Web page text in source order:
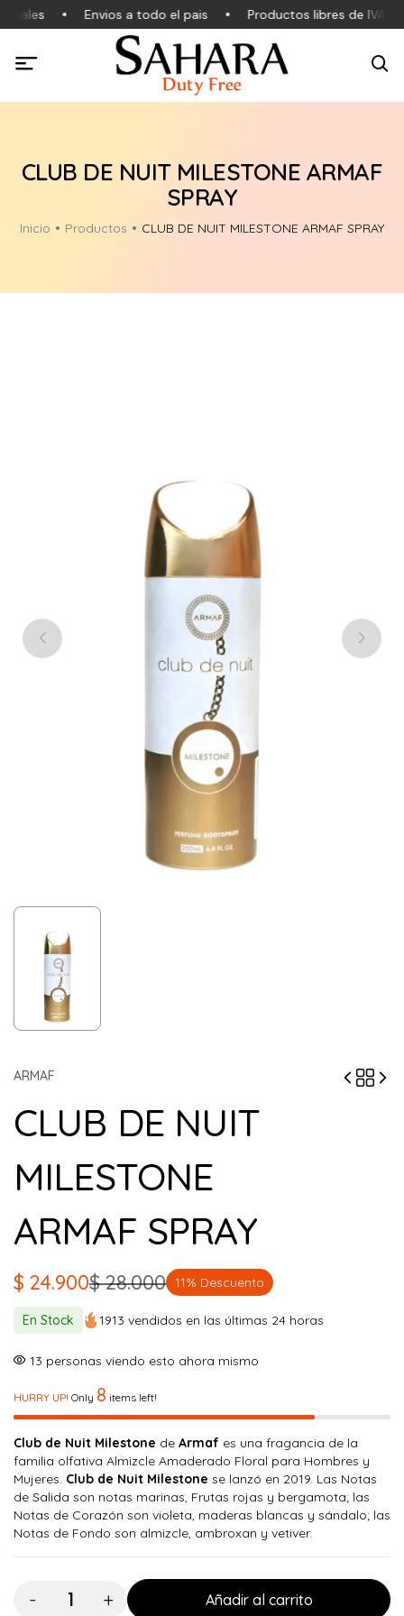
Envios a todo el pais Productos libres de IVA
CLUB DE NUIT MILESTONE ARMAF
SPRAY
Inicio Productos CLUB DE NUIT MILESTONE ARMAF SPRAY
ARMAF
CLUB DE NUIT
MILESTONE
ARMAF SPRAY
$28.000
El
precio
original
era:
$ 28.000.
$ 24.900
El
precio
actual
$ 24.900.
11% Descuento
En Stock 1913 vendidos en las últimas 24 horas
13 personas viendo esto ahora mismo
HURRY UP! Only 8 items left!
Club de Nuit Milestone de Armaf es una fragancia de la
familia olfativa Almizcle Amaderado Floral para Hombres y
Mujeres. Club de Nuit Milestone se lanzó en 2019. Las Notas
de Salida son notas marinas, Frutas rojas y bergamota; las
Notas de Corazón son violeta, maderas blancas y sándalo; las
Notas de Fondo son almizcle, ambroxan y vetiver.
Cantidad:
Añadir al carrito